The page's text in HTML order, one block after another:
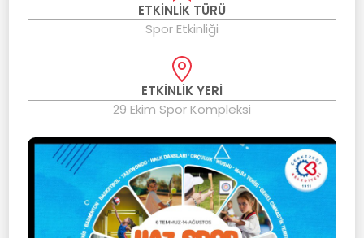
ETKİNLİK TÜRÜ
Spor Etkinliği
ETKİNLİK YERİ
29 Ekim Spor Kompleksi